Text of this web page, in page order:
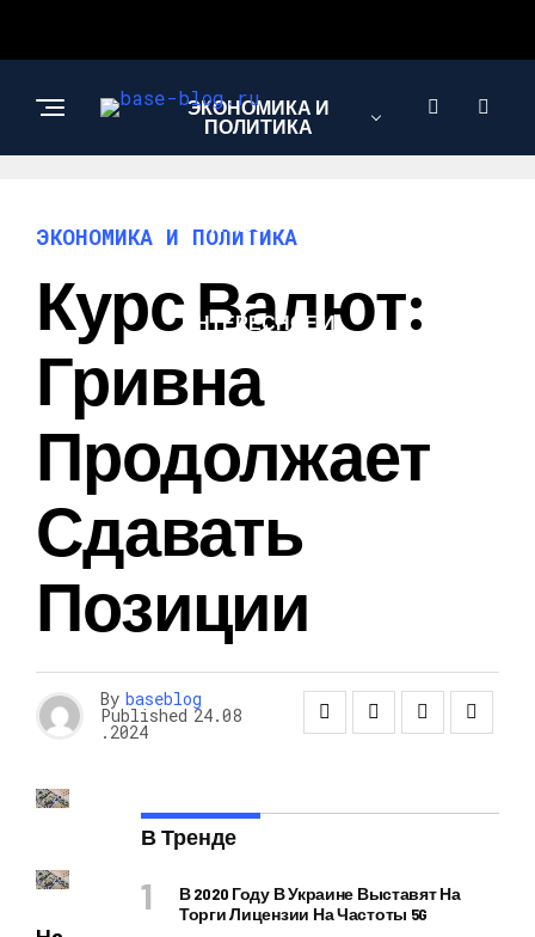
ЭКОНОМИКА И
ПОЛИТИКА
НОВОСТИ
ИНТЕРЕСНОЕ И
ЭКОНОМИКА И ПОЛИТИКА
Курс Валют:
Гривна
Продолжает
Сдавать
Позиции
By baseblog
Published 24.08
.2024
В Тренде
В 2020 Году В Украине Выставят На
Торги Лицензии На Частоты 5G